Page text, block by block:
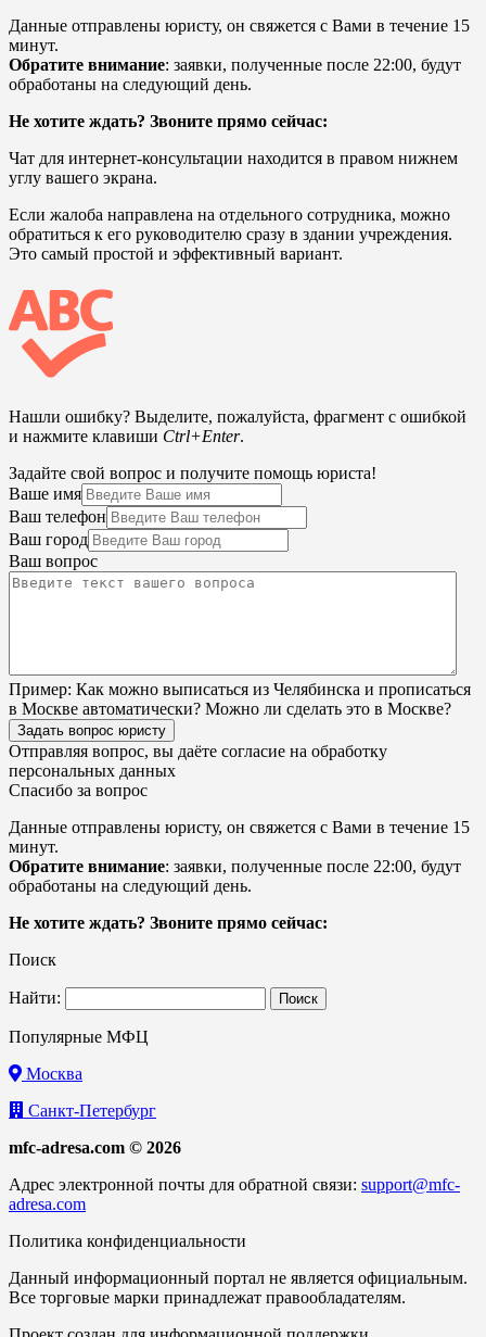
Данные отправлены юристу, он свяжется с Вами в течение 15
минут.
Обратите внимание: заявки, полученные после 22:00, будут
обработаны на следующий день.
Не хотите ждать? Звоните прямо сейчас:
Чат для интернет-консультации находится в правом нижнем
углу вашего экрана.
Если жалоба направлена на отдельного сотрудника, можно
обратиться к его руководителю сразу в здании учреждения.
Это самый простой и эффективный вариант.
Нашли ошибку? Выделите, пожалуйста, фрагмент с ошибкой
и нажмите клавиши Ctrl+Enter.
Задайте свой вопрос и получите помощь юриста!
Ваше имя
Ваш телефон
Ваш город
Ваш вопрос
Пример: Как можно выписаться из Челябинска и прописаться
в Москве автоматически? Можно ли сделать это в Москве?
Задать вопрос юристу
Отправляя вопрос, вы даёте согласие на обработку
персональных данных
Спасибо за вопрос
Данные отправлены юристу, он свяжется с Вами в течение 15
минут.
Обратите внимание: заявки, полученные после 22:00, будут
обработаны на следующий день.
Не хотите ждать? Звоните прямо сейчас:
Поиск
Найти:
Популярные МФЦ
Москва
Санкт-Петербург
mfc-adresa.com © 2026
Адрес электронной почты для обратной связи: support@mfc-
adresa.com
Политика конфиденциальности
Данный информационный портал не является официальным.
Все торговые марки принадлежат правообладателям.